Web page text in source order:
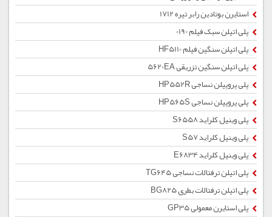
استایرن بوتادین رابر تیره 1712
پلی اتیلن سبک فیلم 0190
پلی اتیلن سنگین فیلم HF5110
پلی اتیلن سنگین تزریقی 5620EA
پلی پروپیلن نساجی HP552R
پلی پروپیلن نساجی HP565S
پلی وینیل کلراید S6558
پلی وینیل کلراید S57
پلی وینیل کلراید E6834
پلی اتیلن ترفتالات نساجی TG645
پلی اتیلن ترفتالات بطری BG825
پلی استایرن معمولی GP35